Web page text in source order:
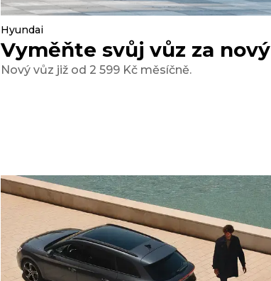
Hyundai
Vyměňte svůj vůz za nový
Nový vůz již od 2 599 Kč měsíčně.